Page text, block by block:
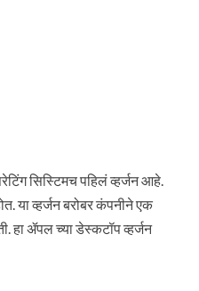
सिस्टिमच पहिलं व्हर्जन आहे.
या व्हर्जन बरोबर कंपनीने एक
हा ॲपल च्या डेस्कटॉप व्हर्जन